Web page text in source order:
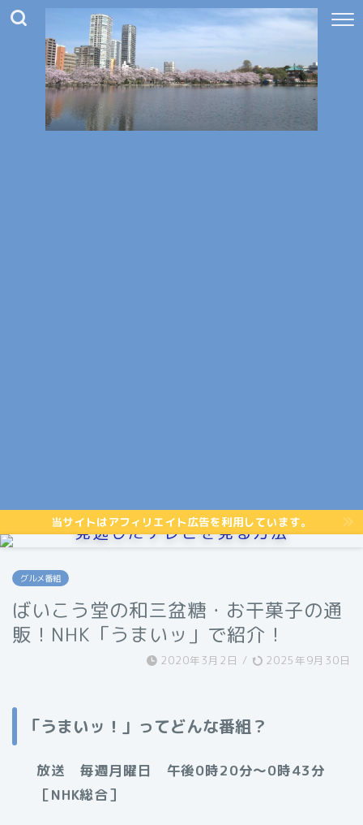
当サイトはアフィリエイト広告を利用しています。
見逃したテレビを見る方法
グルメ番組
ばいこう堂の和三盆糖・お干菓子の通
販！NHK「うまいッ」で紹介！
2020年3月2日 / 2025年9月30日
「うまいッ！」ってどんな番組？
放送 毎週月曜日 午後0時20分～0時43分
［NHK総合］